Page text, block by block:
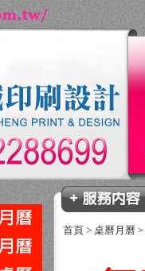
首頁 > 桌曆月曆 >